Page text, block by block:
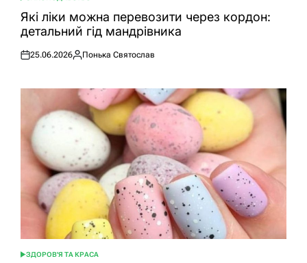
ОПУБЛІКУВАТИ
УЯкі ліки можна перевозити через кордон:
детальний гід мандрівника
Оприлюднено
25.06.2026
Опубліковано
Понька Святослав
ОПУБЛІКУВАТИ
ЗДОРОВ'Я ТА КРАСА